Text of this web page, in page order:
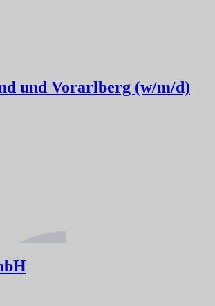
und Vorarlberg (w/m/d)